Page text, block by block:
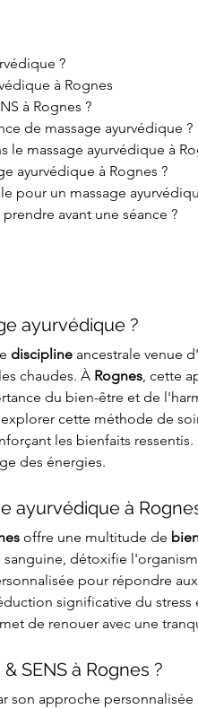
?
à Rognes
à Rognes ?
de massage ayurvédique ?
le massage ayurvédique à
ayurvédique à Rognes ?
pour un massage
avant une séance ?
ayurvédique ?
discipline ancestrale venue
chaudes. À Rognes, cette
du bien-être et de
cette méthode de
les bienfaits
des énergies.
ayurvédique à
offre une multitude de
détoxifie
pour répondre
significative du
de renouer avec une
SENS à Rognes ?
son approche